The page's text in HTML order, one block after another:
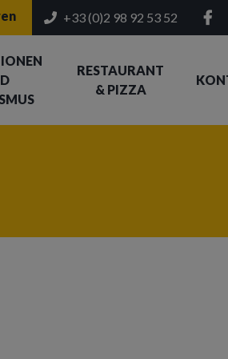
+33 (0)2 98 92 53 52
RESTAURANT
& PIZZA